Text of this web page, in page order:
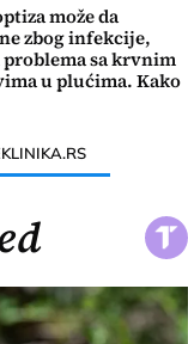
može da
zbog infekcije,
problema sa krvnim
u plućima. Kako